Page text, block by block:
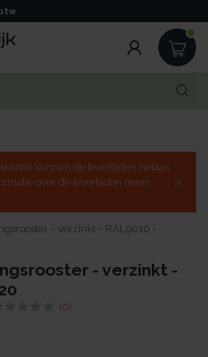
kunnen de levertijden helaas
over de levertijden neem
- verzinkt - RAL9016 -
- verzinkt -
(0)